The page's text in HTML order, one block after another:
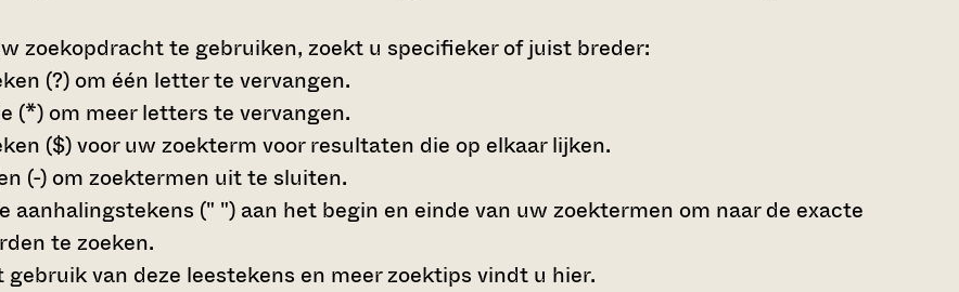
zoekopdracht te gebruiken, zoekt u specifieker of juist breder:
(?) om één letter te vervangen.
(*) om meer letters te vervangen.
($)voor uw zoekterm voor resultaten die op elkaar lijken.
(-) om zoektermen uit te sluiten.
aanhalingstekens (" ") aan het begin en einde van uw zoektermen om naar de exacte
te zoeken.
van deze leestekens en meer zoektips vindt u hier.